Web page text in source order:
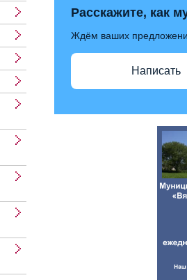
Расскажите, как
Ждём ваших
Написать